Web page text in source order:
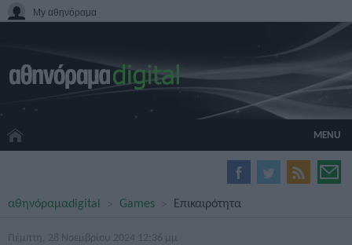
My αθηνόραμα
MENU
HOME CINEMA
GADGETS
αθηνόραμαdigital Games Επικαιρότητα
Πέμπτη, 28 Νοεμβρίου 2024 12:36 μμ